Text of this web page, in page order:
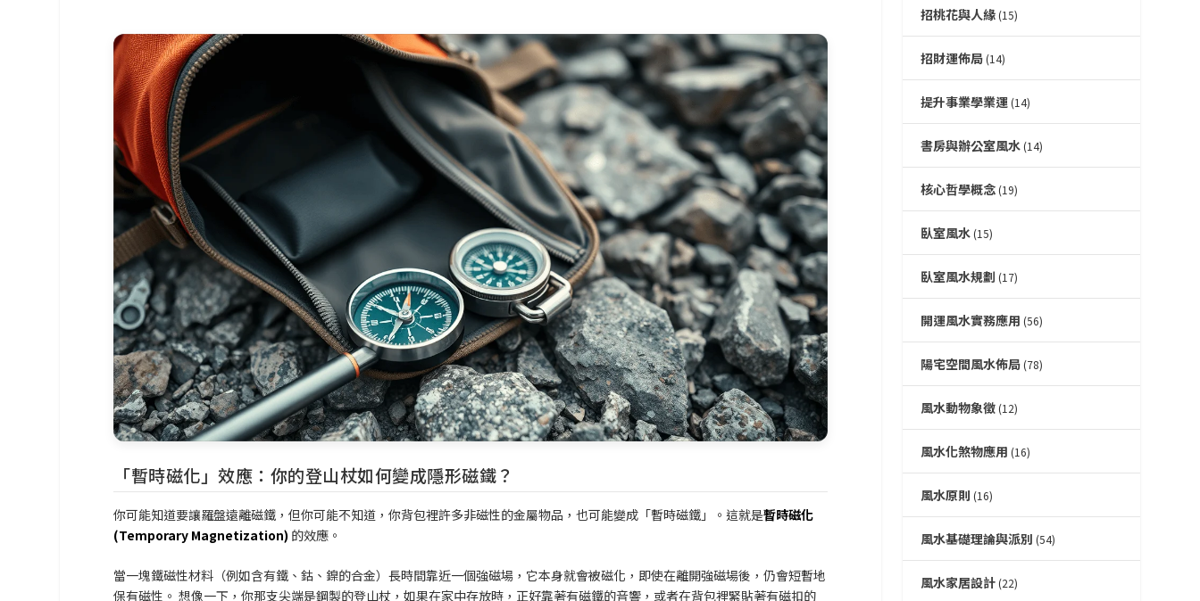
「暫時磁化」效應：你的登山杖如何變成隱形磁鐵？
你可能知道要讓羅盤遠離磁鐵，但你可能不知道，你背包裡許多非磁性的金屬物品，也可能變成「暫時磁鐵」。這就是暫時磁化
(Temporary Magnetization) 的效應。
當一塊鐵磁性材料（例如含有鐵、鈷、鎳的合金）長時間靠近一個強磁場，它本身就會被磁化，即使在離開強磁場後，仍會短暫地
保有磁性。 想像一下，你那支尖端是鋼製的登山杖，如果在家中存放時，正好靠著有磁鐵的音響，或者在背包裡緊貼著有磁扣的
招桃花與人緣(15)
招財運佈局(14)
提升事業學業運(14)
書房與辦公室風水(14)
核心哲學概念(19)
臥室風水(15)
臥室風水規劃 (17)
開運風水實務應用 (56)
陽宅空間風水佈局(78)
風水動物象徵(12)
風水化煞物應用 (16)
風水原則 (16)
風水基礎理論與派別 (54)
風水家居設計(22)